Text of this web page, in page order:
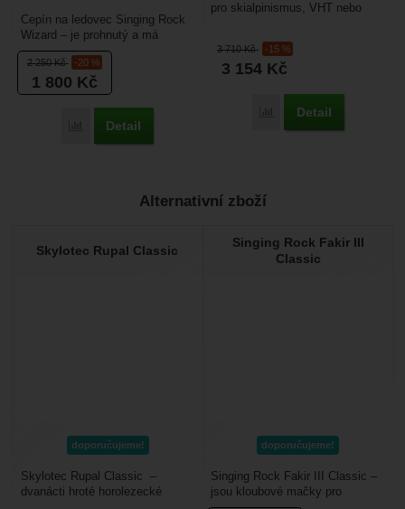
2 250Kč -20 %
1 800 Kč
Porovnat
Detail
Cepín na ledovec Singing Rock
Wizard – je prohnutý a má
zdrsněnou rukojeť s ukončením
bodcem. Je určen...
3 710Kč -15 %
3 154 Kč
Porovnat
Detail
pro skialpinismus, VHT nebo
ocelová, je tedy...
Alternativní zboží
Skylotec Rupal Classic
doporučujeme!
Skylotec Rupal Classic –
dvanácti hroté horolezecké
Singing Rock Fakir III
Classic
doporučujeme!
Singing Rock Fakir III Classic –
jsou kloubové mačky pro